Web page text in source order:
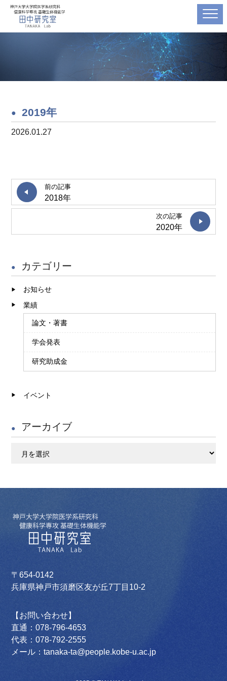
2019年
2026.01.27
前の記事
2018年
次の記事
2020年
カテゴリー
お知らせ
業績
論文・著書
学会発表
研究助成金
イベント
アーカイブ
〒654-0142
兵庫県神戸市須磨区友が丘7丁目10-2
【お問い合わせ】
直通：078-796-4653
代表：078-792-2555
メール：tanaka-ta@people.kobe-u.ac.jp